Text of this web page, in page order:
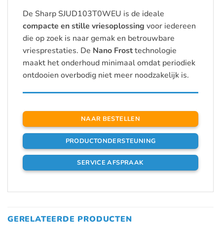
De Sharp SJUD103T0WEU is de ideale
compacte en stille vriesoplossing voor iedereen
die op zoek is naar gemak en betrouwbare
vriesprestaties. De Nano Frosttechnologie
maakt het onderhoud minimaal omdat periodiek
ontdooien overbodig niet meer noodzakelijk is.
NAAR BESTELLEN
PRODUCTONDERSTEUNING
SERVICE AFSPRAAK
GERELATEERDE PRODUCTEN